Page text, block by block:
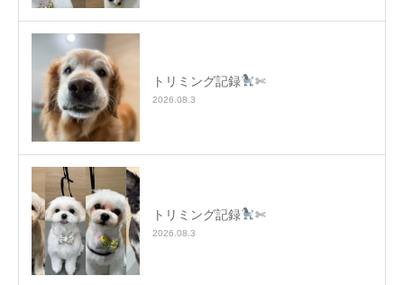
トリミング記録 ✄
2026.08.3
トリミング記録 ✄
2026.08.3